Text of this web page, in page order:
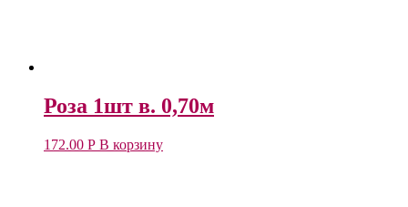
Роза 1шт в. 0,70м
172.00 Р В корзину